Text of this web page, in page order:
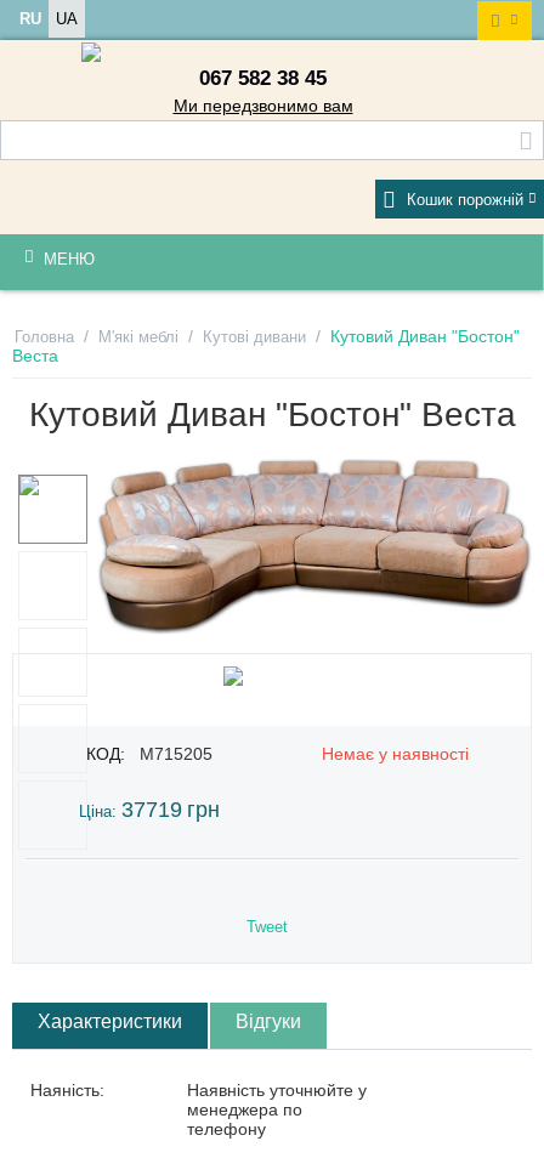
RU UA
067 582 38 45
Ми передзвонимо вам
Кошик порожній
МЕНЮ
Головна / М'які меблі / Кутові дивани / Кутовий Диван "Бостон"
Веста
Кутовий Диван "Бостон" Веста
КОД: M715205 Немає у наявності
Ціна: 37719 грн
Tweet
Характеристики Відгуки
Наяність:
Наявність уточнюйте у
менеджера по
телефону